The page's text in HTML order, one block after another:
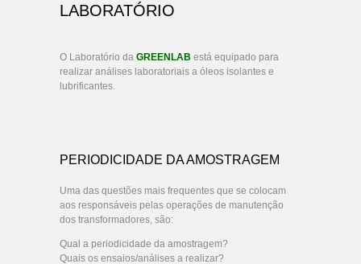
LABORATÓRIO
O Laboratório da GREENLAB está equipado para
realizar análises laboratoriais a óleos isolantes e
lubrificantes.
PERIODICIDADE DA AMOSTRAGEM
Uma das questões mais frequentes que se colocam
aos responsáveis pelas operações de manutenção
dos transformadores, são:
Qual a periodicidade da amostragem?
Quais os ensaios/análises a realizar?